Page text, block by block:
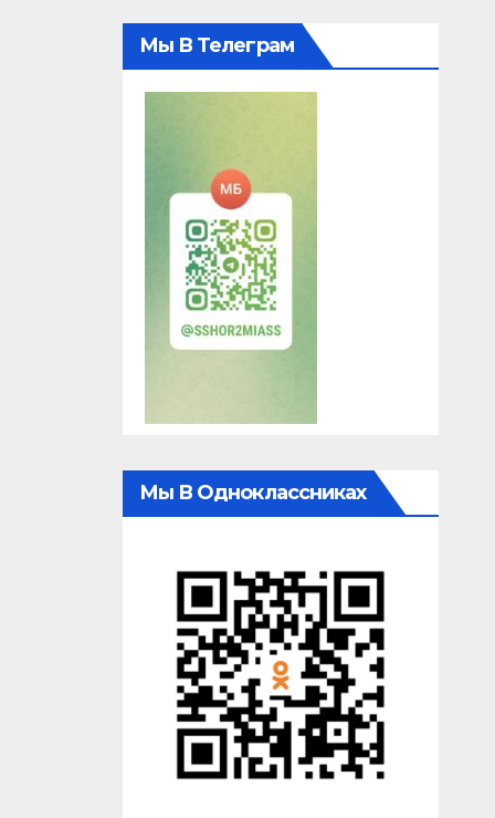
Мы В Телеграм
Мы В Одноклассниках